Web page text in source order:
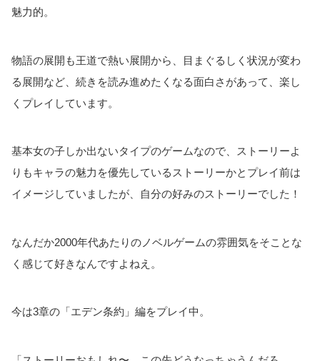
魅力的。
物語の展開も王道で熱い展開から、目まぐるしく状況が変わ
る展開など、続きを読み進めたくなる面白さがあって、楽し
くプレイしています。
基本女の子しか出ないタイプのゲームなので、ストーリーよ
りもキャラの魅力を優先しているストーリーかとプレイ前は
イメージしていましたが、自分の好みのストーリーでした！
なんだか2000年代あたりのノベルゲームの雰囲気をそことな
く感じて好きなんですよねえ。
今は3章の「エデン条約」編をプレイ中。